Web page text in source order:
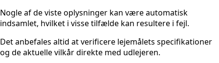
Nogle af de viste oplysninger kan være automatisk
indsamlet, hvilket i visse tilfælde kan resultere i fejl.
Det anbefales altid at verificere lejemålets specifikationer
og de aktuelle vilkår direkte med udlejeren.